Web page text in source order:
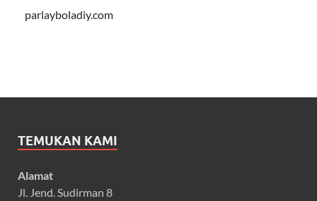
parlayboladiy.com
TEMUKAN KAMI
Alamat
Jl. Jend. Sudirman 8